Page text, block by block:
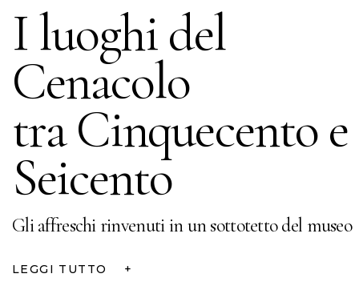
Gli affreschi rinvenuti in un sottotetto del museo
LEGGI TUTTO +
I luoghi del
Cenacolo
tra Cinquecento e
Seicento